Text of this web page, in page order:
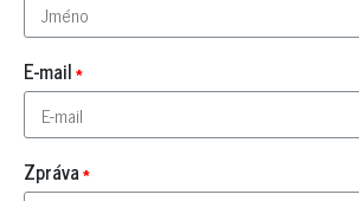
E-mail
Zpráva